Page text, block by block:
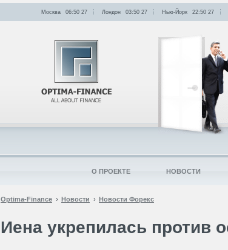
Optima-Finance Новости Новости Форекс
Иена укрепилась против
Москва 06:50 27 Лондон 03:50 27 Нью-Йорк 22:50 27
О ПРОЕКТЕ НОВОСТИ